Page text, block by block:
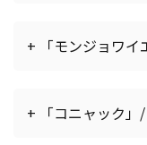
+ 「モンジョワイ
+ 「コニャック」